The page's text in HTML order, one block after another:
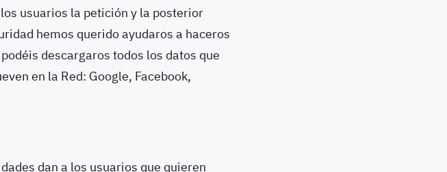
usuarios la petición y la posterior
hemos querido ayudaros a haceros
descargaros todos los datos que
en la Red: Google, Facebook,
dan a los usuarios que quieren